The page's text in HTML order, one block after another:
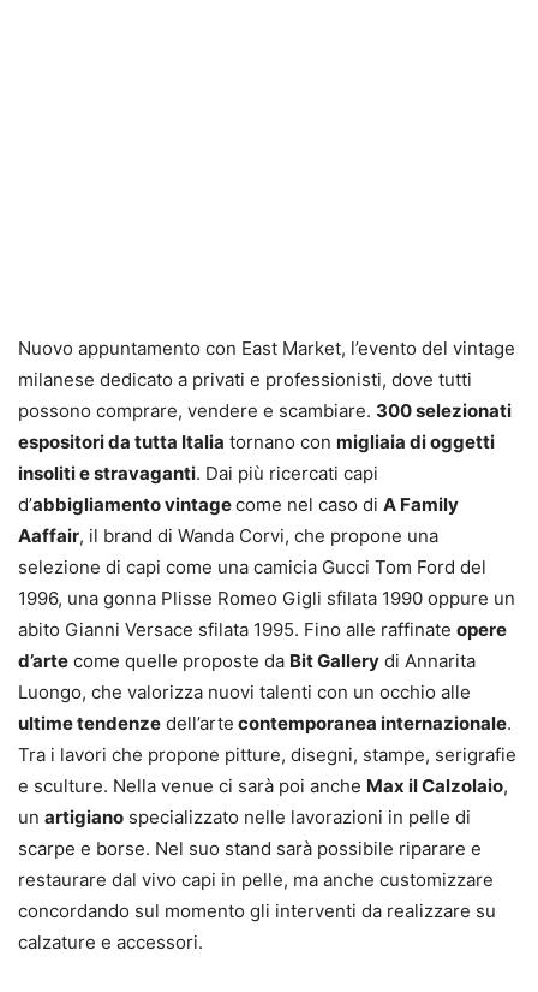
Nuovo appuntamento con East Market, l’evento del vintage
milanese dedicato a privati e professionisti, dove tutti
possono comprare, vendere e scambiare. 300 selezionati
espositori da tutta Italia tornano con migliaia di oggetti
insoliti e stravaganti. Dai più ricercati capi
d’abbigliamento vintagecome nel caso di A Family
Aaffair, il brand di Wanda Corvi, che propone una
selezione di capi come una camicia Gucci Tom Ford del
1996, una gonna Plisse Romeo Gigli sfilata 1990 oppure un
abito Gianni Versace sfilata 1995. Fino alle raffinate opere
d’arte come quelle proposte da Bit Gallery di Annarita
Luongo, che valorizza nuovi talenti con un occhio alle
ultime tendenze dell’arte contemporanea internazionale.
Tra i lavori che propone pitture, disegni, stampe, serigrafie
e sculture. Nella venue ci sarà poi anche Max il Calzolaio,
un artigiano specializzato nelle lavorazioni in pelle di
scarpe e borse. Nel suo stand sarà possibile riparare e
restaurare dal vivo capi in pelle, ma anche customizzare
concordando sul momento gli interventi da realizzare su
calzature e accessori.